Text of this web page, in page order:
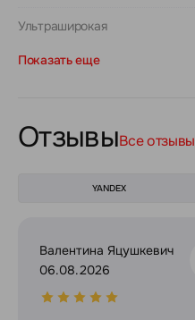
Ультраширокая
Показать еще
ОтзывыВсе отзывы
YANDEX
Валентина Яцушкевич
06.08.2026